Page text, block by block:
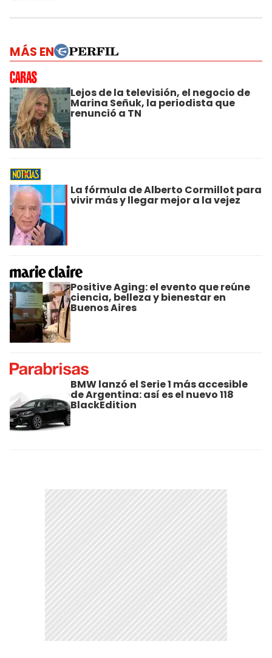
MÁS EN
Lejos de la televisión, el negocio de
Marina Señuk, la periodista que
renunció a TN
La fórmula de Alberto Cormillot para
vivir más y llegar mejor a la vejez
Positive Aging: el evento que reúne
ciencia, belleza y bienestar en
Buenos Aires
BMW lanzó el Serie 1 más accesible
de Argentina: así es el nuevo 118
BlackEdition